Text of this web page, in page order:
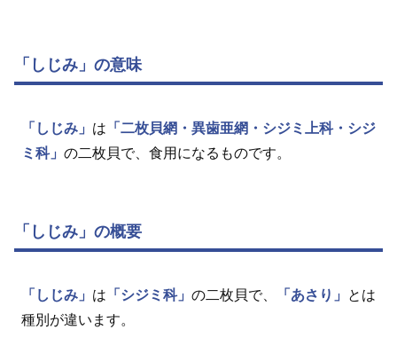
「しじみ」の意味
「しじみ」 は 「二枚貝網・異歯亜網・シジミ上科・シジ
ミ科」 の二枚貝で、食用になるものです。
「しじみ」の概要
「しじみ」 は 「シジミ科」 の二枚貝で、 「あさり」
とは
種別が違います。